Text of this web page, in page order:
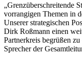
„Grenzüberschreitende
vorrangigen Themen in
Unserer strategischen
Dirk Roßmann einen
Partnerkreis begrüßen
Sprecher der